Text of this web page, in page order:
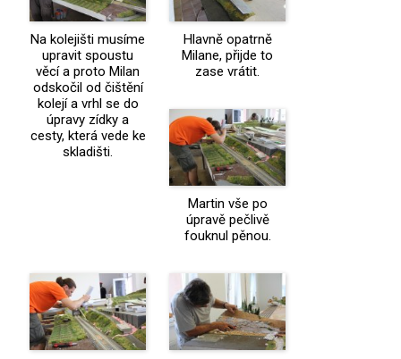
Na kolejišti musíme
upravit spoustu
věcí a proto Milan
odskočil od čištění
kolejí a vrhl se do
úpravy zídky a
cesty, která vede ke
skladišti.
Hlavně opatrně
Milane, přijde to
zase vrátit.
Martin vše po
úpravě pečlivě
fouknul pěnou.